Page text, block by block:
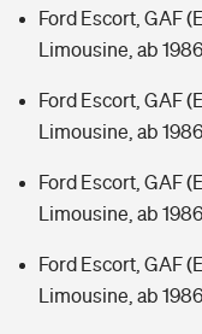
Ford Escort, GAF
Limousine, ab 1986
Ford Escort, GAF
Limousine, ab 1986
Ford Escort, GAF
Limousine, ab 1986
Ford Escort, GAF
Limousine, ab 1986